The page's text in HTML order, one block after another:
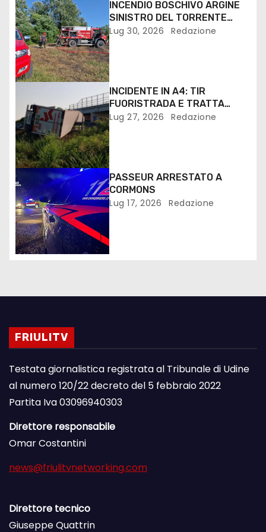
INCENDIO BOSCHIVO ARGINE
SINISTRO DEL TORRENTE
TORRE A SAN VITO
Lug 30, 2026 Redazione
INCIDENTE IN A4: TIR
FUORISTRADA E TRATTA
VILLESSE PALMANOVA
Lug 27, 2026 Redazione
PASSEUR ARRESTATO A
CORMONS
Lug 17, 2026 Redazione
FRIULITV
Testata giornalistica registrata al Tribunale di Udine
al numero 120/22 decreto del 5 febbraio 2022
Partita Iva 03096940303
Direttore responsabile
Omar Costantini
news@friulitvnetworking.com
Direttore tecnico
Giuseppe Quattrin